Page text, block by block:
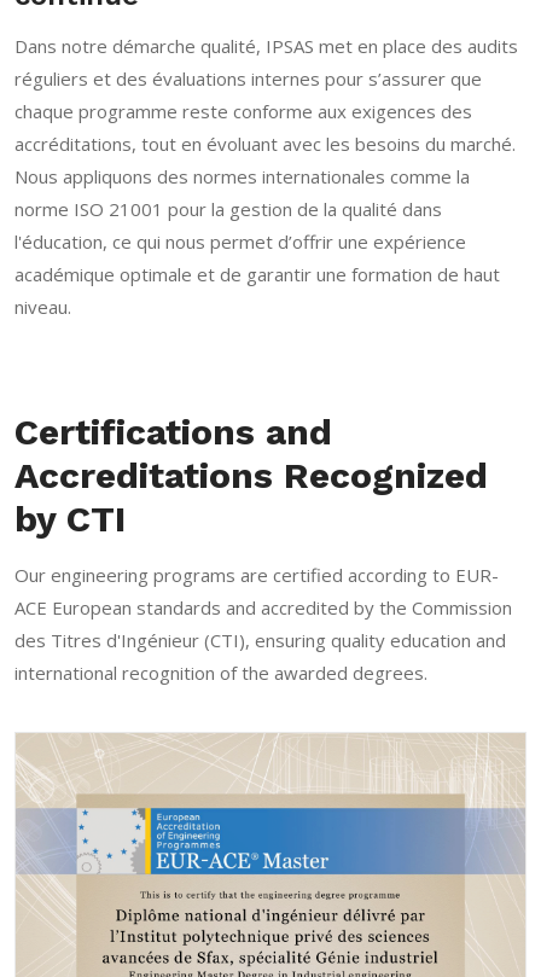
Dans notre démarche qualité, IPSAS met en place des audits
réguliers et des évaluations internes pour s’assurer que
chaque programme reste conforme aux exigences des
accréditations, tout en évoluant avec les besoins du marché.
Nous appliquons des normes internationales comme la
norme ISO 21001 pour la gestion de la qualité dans
l'éducation, ce qui nous permet d’offrir une expérience
académique optimale et de garantir une formation de haut
niveau.
Certifications and
Accreditations Recognized
by CTI
Our engineering programs are certified according to EUR-
ACE European standards and accredited by the Commission
des Titres d'Ingénieur (CTI), ensuring quality education and
international recognition of the awarded degrees.